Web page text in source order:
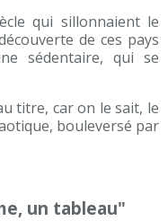
qui sillonnaient le
de ces pays
sédentaire, qui se
titre, car on le sait, le
bouleversé par
un tableau"